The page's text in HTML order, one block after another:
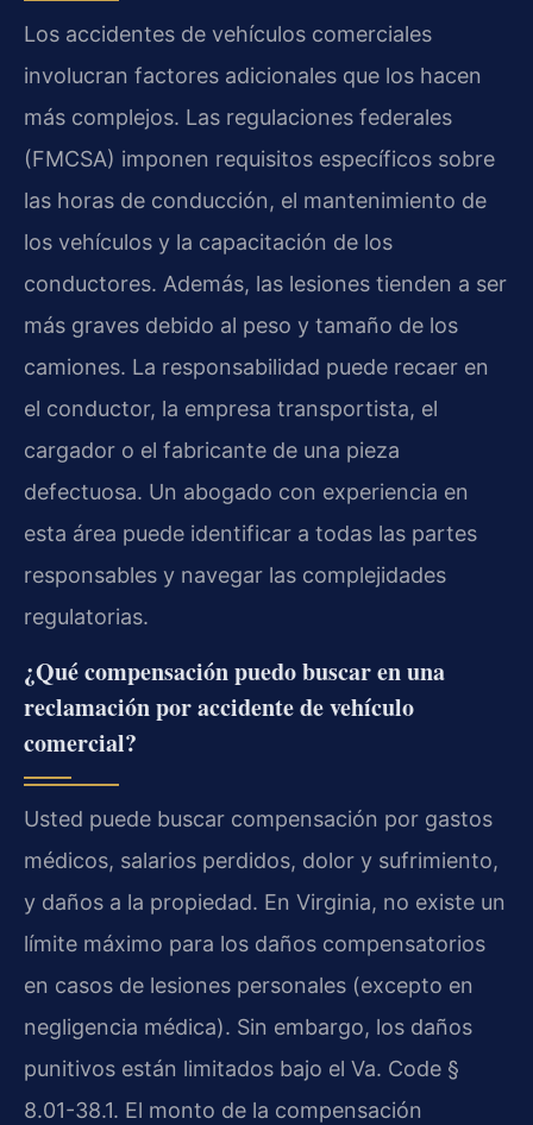
Los accidentes de vehículos comerciales
involucran factores adicionales que los hacen
más complejos. Las regulaciones federales
(FMCSA) imponen requisitos específicos sobre
las horas de conducción, el mantenimiento de
los vehículos y la capacitación de los
conductores. Además, las lesiones tienden a ser
más graves debido al peso y tamaño de los
camiones. La responsabilidad puede recaer en
el conductor, la empresa transportista, el
cargador o el fabricante de una pieza
defectuosa. Un abogado con experiencia en
esta área puede identificar a todas las partes
responsables y navegar las complejidades
regulatorias.
¿Qué compensación puedo buscar en una
reclamación por accidente de vehículo
comercial?
Usted puede buscar compensación por gastos
médicos, salarios perdidos, dolor y sufrimiento,
y daños a la propiedad. En Virginia, no existe un
límite máximo para los daños compensatorios
en casos de lesiones personales (excepto en
negligencia médica). Sin embargo, los daños
punitivos están limitados bajo el Va. Code §
8.01-38.1. El monto de la compensación